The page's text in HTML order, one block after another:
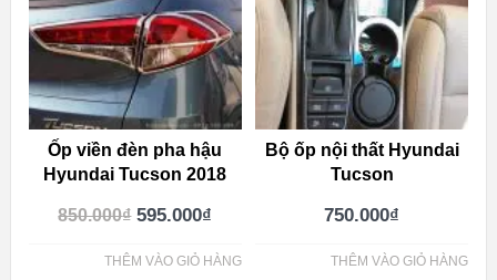
Ốp viền đèn pha hậu
Hyundai Tucson 2018
850.000₫ 595.000₫
THÊM VÀO GIỎ HÀNG
Bộ ốp nội thất Hyundai
Tucson
750.000₫
THÊM VÀO GIỎ HÀNG